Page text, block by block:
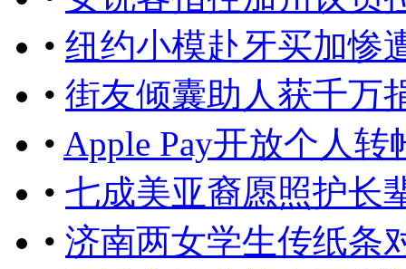
• 纽约小模赴牙买加
• 街友倾囊助人获千万
• Apple Pay开放个人
• 七成美亚裔愿照护长
• 济南两女学生传纸条